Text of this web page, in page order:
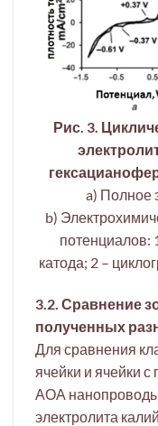
Рис. 3.
a) Полное
b)
потенциалов:
катода; 2 –
3.2. Сравнение
полученных
Для сравнения
ячейки и ячейки
АОА нанопроводы
электролита